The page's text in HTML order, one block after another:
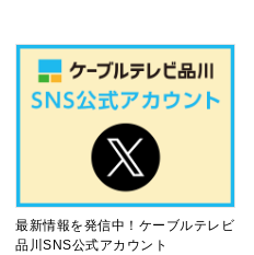
最新情報を発信中！ケーブルテレビ
品川SNS公式アカウント